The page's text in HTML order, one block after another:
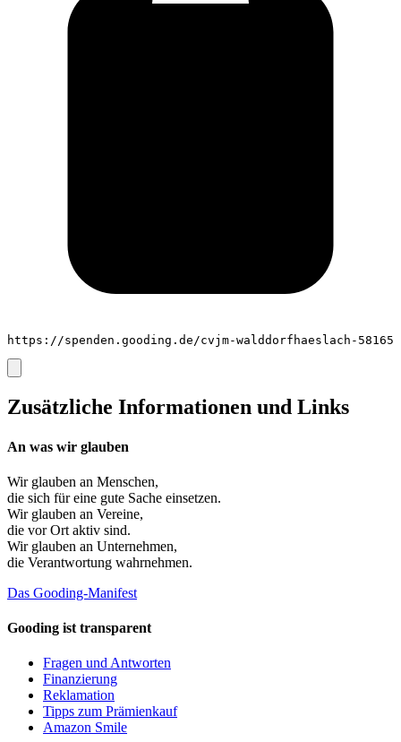
https://spenden.gooding.de/cvjm-walddorfhaeslach-58165
Zusätzliche Informationen und Links
An was wir glauben
Wir glauben an Menschen,
die sich für eine gute Sache einsetzen.
Wir glauben an Vereine,
die vor Ort aktiv sind.
Wir glauben an Unternehmen,
die Verantwortung wahrnehmen.
Das Gooding-Manifest
Gooding ist transparent
Fragen und Antworten
Finanzierung
Reklamation
Tipps zum Prämienkauf
Amazon Smile